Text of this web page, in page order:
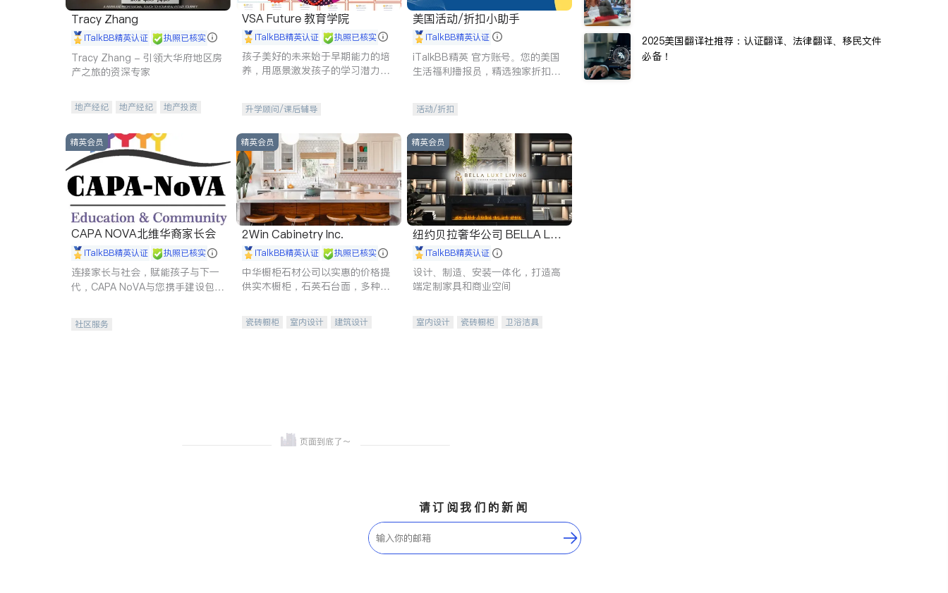
Tracy Zhang
iTalkBB精英认证 执照已核实
Tracy Zhang - 引领大华府地区房
产之旅的资深专家
地产经纪 地产经纪
地产投资
VSA Future 教育学院
iTalkBB精英认证 执照已核实
孩子美好的未来始于早期能力的培
养，用愿景激发孩子的学习潜力和
升学顾问/课后辅导
美国活动/折扣小助手
iTalkBB精英认证
iTalkBB精英 官方账号。您的美国
生活福利播报员，精选独家折扣、
活动/折扣
精英会员
CAPA NOVA北维华裔家长会
iTalkBB精英认证 执照已核实
连接家长与社会，赋能孩子与下一
代，CAPA NoVA与您携手建设包
社区服务
精英会员
2Win Cabinetry Inc.
iTalkBB精英认证 执照已核实
中华橱柜石材公司以实惠的价格提
供实木橱柜，石英石台面，多种优
机。品质厨房，家的选择。
瓷砖橱柜 室内设计
建筑设计
精英会员
纽约贝拉奢华公司 BELLA LUX
E iTalkBB精英认证
设计、制造、安装一体化，打造高
端定制家具和商业空间
室内设计 瓷砖橱柜
卫浴洁具
2025美国翻译社推荐：认证翻译、法律翻译、移民文件
必备！
请订阅我们的新闻